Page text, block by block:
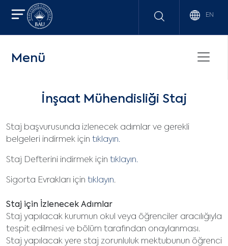
EN
Menü
İnşaat Mühendisliği Staj
Staj başvurusunda izlenecek adımlar ve gerekli
belgeleri indirmek için tıklayın.
Staj Defterini indirmek için tıklayın.
Sigorta Evrakları için tıklayın.
Staj için İzlenecek Adımlar
Staj yapılacak kurumun okul veya öğrenciler aracılığıyla
tespit edilmesi ve bölüm tarafından onaylanması.
Staj yapılacak yere staj zorunluluk mektubunun öğrenci